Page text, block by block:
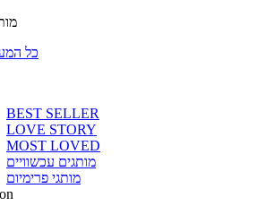
כל
BEST SELLER
LOVE STORY
MOST LOVED
מותגים עכשוויים
מותגי פרימיום